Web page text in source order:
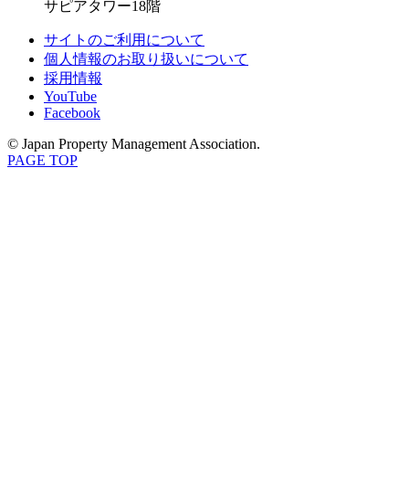
サピアタワー18階
サイトのご利用について
個人情報のお取り扱いについて
採用情報
YouTube
Facebook
© Japan Property Management Association.
PAGE TOP